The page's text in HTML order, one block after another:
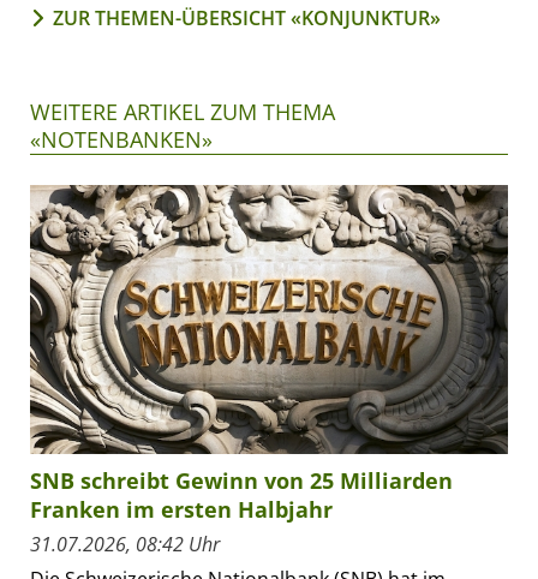
ZUR THEMEN-ÜBERSICHT «KONJUNKTUR»
WEITERE ARTIKEL ZUM THEMA
«NOTENBANKEN»
SNB schreibt Gewinn von 25 Milliarden
Franken im ersten Halbjahr
31.07.2026, 08:42 Uhr